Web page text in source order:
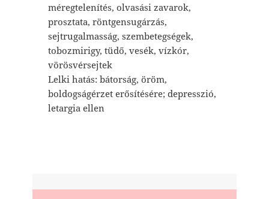
méregtelenítés, olvasási zavarok,
prosztata, röntgensugárzás,
sejtrugalmasság, szembetegségek,
tobozmirigy, tüdő, vesék, vízkór,
vörösvérsejtek
Lelki hatás: bátorság, öröm,
boldogságérzet erősítésére; depresszió,
letargia ellen